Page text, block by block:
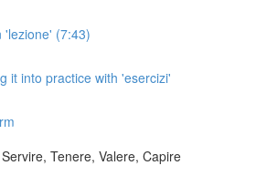
'lezione' (7:43)
it into practice with 'esercizi'
Tenere, Valere, Capire